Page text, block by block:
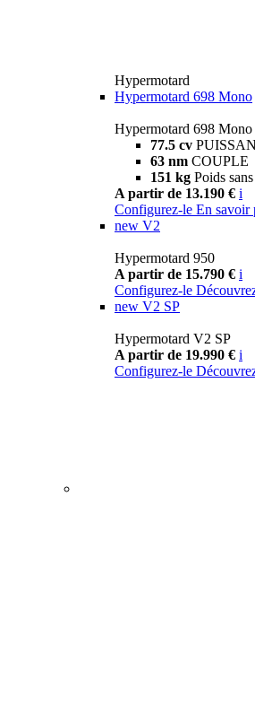
Hypermotard
Hypermotard 698 Mono
Hypermotard 698 Mono
77.5 cv
63 nm COUPLE
151 kg Poids
A partir de 13.190 € i
Configurez-le En savoir
new V2
Hypermotard 950
A partir de 15.790 € i
Configurez-le
new V2 SP
Hypermotard V2 SP
A partir de 19.990 € i
Configurez-le